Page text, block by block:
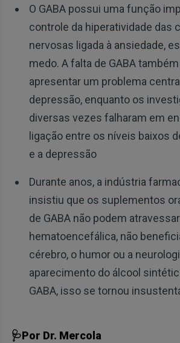
O GABA possui uma função
controle da hiperatividade das
nervosas ligada à ansiedade,
medo. A falta de GABA
apresentar um problema
depressão, enquanto os
diversas vezes falharam em
ligação entre os níveis baixos
e a depressão
Durante anos, a indústria
insistiu que os suplementos
de GABA não podem
hematoencefálica, não
cérebro, o humor ou a
aparecimento do álcool
GABA, isso se tornou
🩺Por Dr. Mercola